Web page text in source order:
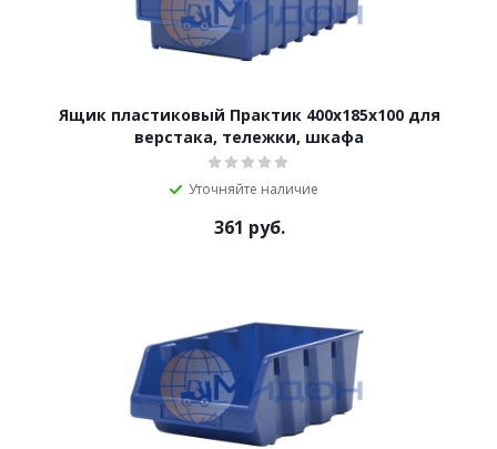
Ящик пластиковый Практик 400x185x100 для
верстака, тележки, шкафа
Уточняйте наличие
361 руб.